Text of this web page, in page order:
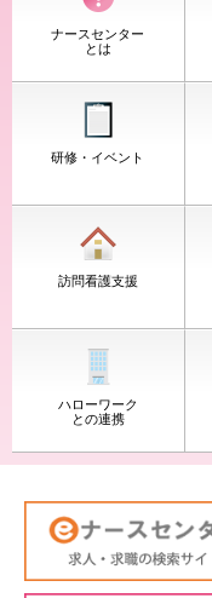
ナースセンター
とは
研修・イベント
訪問看護支援
ハローワーク
との連携